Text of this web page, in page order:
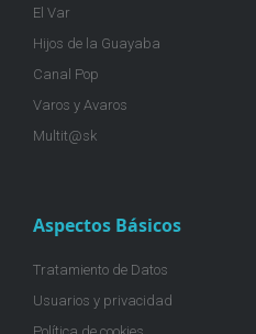
El Var
Hijos de la Guayaba
Canal Pop
Varos y Avaros
Multit@sk
Aspectos Básicos
Tratamiento de Datos
Usuarios y privacidad